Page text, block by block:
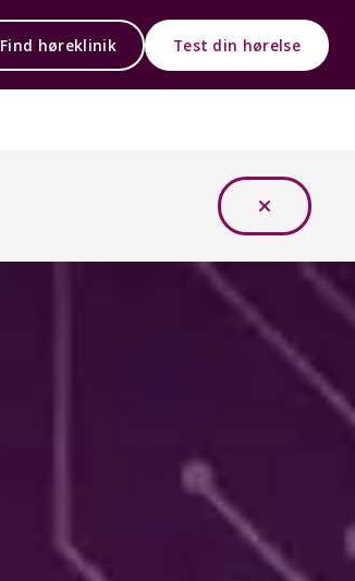
Find høreklinik Test din hørelse